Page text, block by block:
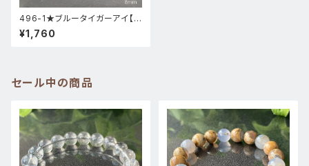
496-1★ブルータイガーアイ【キ
ャッツアイ】天然石パワーストー
ンブレスレット
¥1,760
セール中の商品